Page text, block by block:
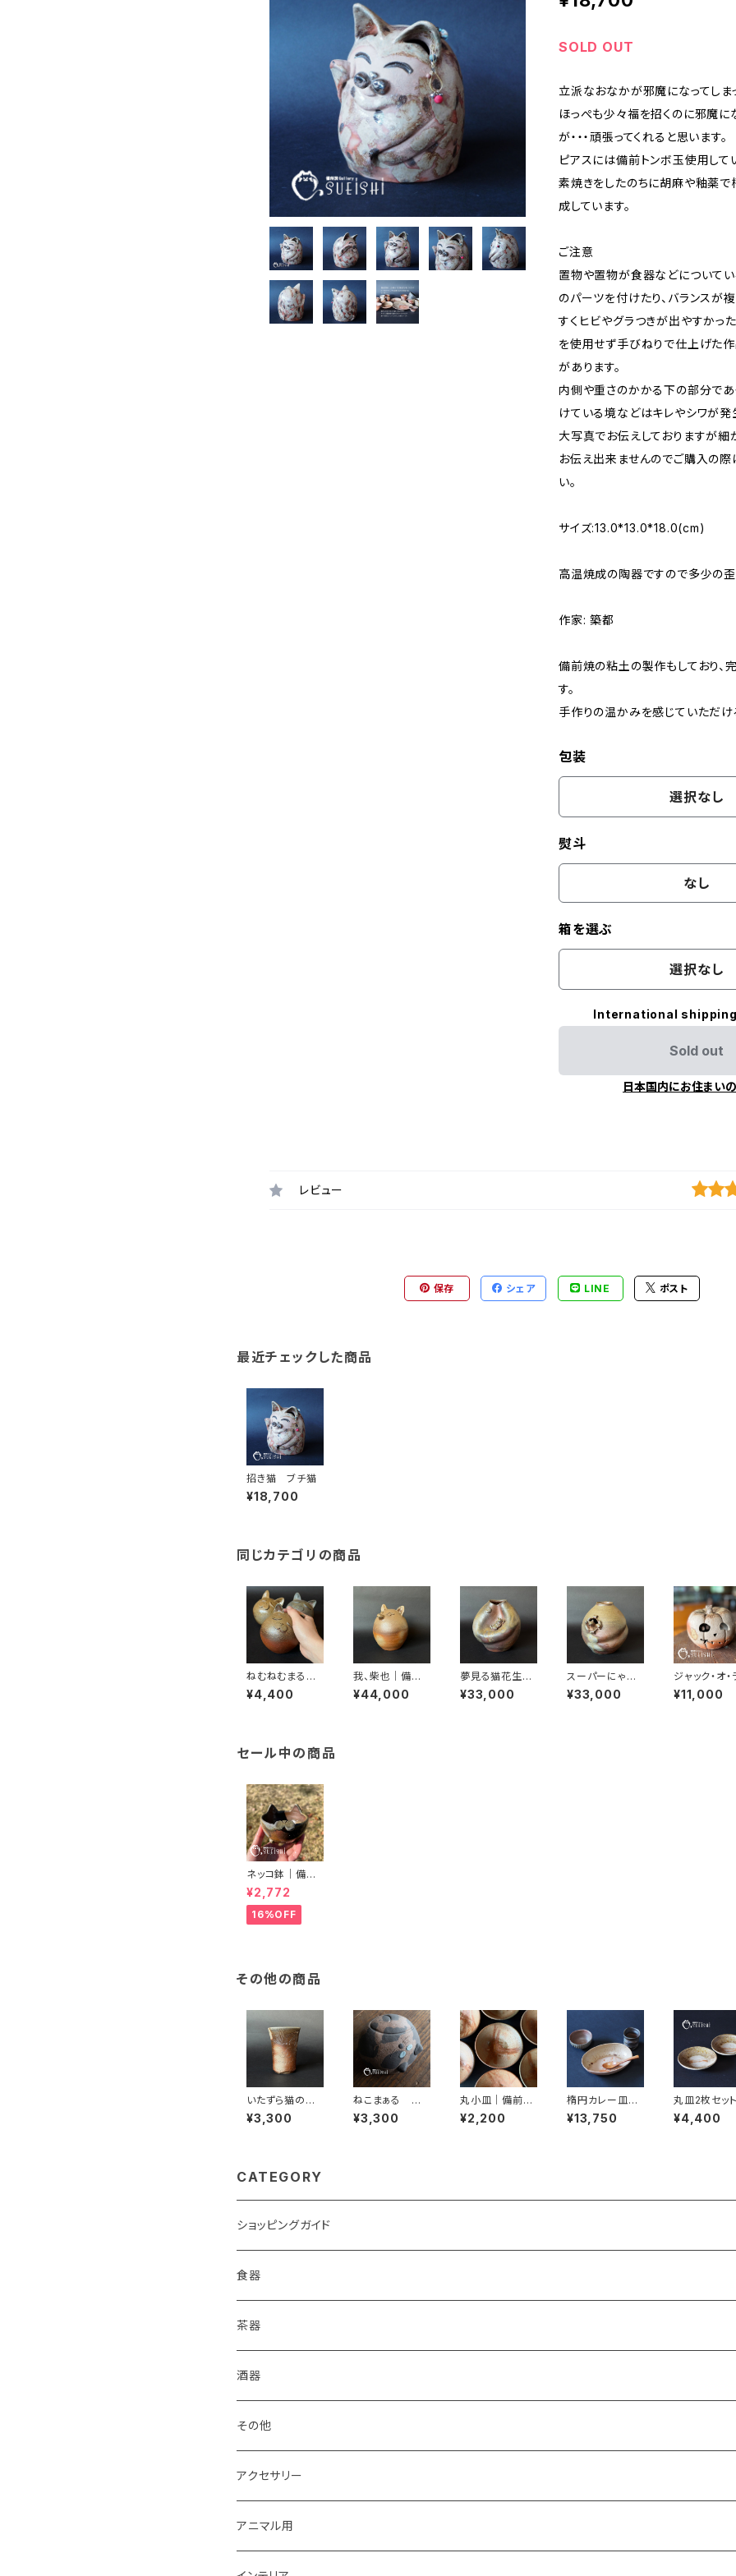
SOLD OUT
立派なおなかが邪魔になってしま
ほっぺも少々福を招くのに邪魔に
が・・・頑張ってくれると思います。
ピアスには備前トンボ玉使用して
素焼きをしたのちに胡麻や釉薬
成しています。
ご注意
置物や置物が食器などについてい
のパーツを付けたり、バランスが
すくヒビやグラつきが出やすかっ
を使用せず手びねりで仕上げた
があります。
内側や重さのかかる下の部分で
けている境などはキレやシワが発
大写真でお伝えしておりますが細
お伝え出来ませんのでご購入の際
い。
サイズ:13.0*13.0*18.0(cm)
高温焼成の陶器ですので多少の歪
作家: 築都
備前焼の粘土の製作もしており、
す。
手作りの温かみを感じていただけ
包装
選択なし
熨斗
なし
箱を選ぶ
選択なし
International
Sold out
日本国内にお住まい
レビュー
保存 シェア LINE ポスト
最近チェックした商品
招き猫 ブチ猫
¥18,700
同じカテゴリの商品
ねむねむまる猫
｜備前焼｜Kizu
ki Miyako｜末
¥4,400
我、柴也｜備前
焼｜Kizuki Mi
yako｜末石窯
¥44,000
夢見る猫花生｜
備前焼｜Kizuki
Miyako｜末
¥33,000
スーパーにゃん
花生｜備前焼｜
Kizuki Miyak
¥33,000
ジャック・オ・
タン｜備前焼
かぼちゃ｜ハ
¥11,000
セール中の商品
ネッコ鉢｜備前
焼｜植木鉢｜ネ
コ型鉢｜多肉植
物｜プランター
¥2,772
16%OFF
その他の商品
いたずら猫のひ
っかきグラス｜
備前焼｜Kizuki
¥3,300
ねこまぁる ブ
チっ子
¥3,300
丸小皿｜備前焼
｜末石 泰節｜
末石窯
¥2,200
楕円カレー皿の
4点セット
¥13,750
丸皿2枚セット
¥4,400
CATEGORY
ショッピングガイド
包装
ご購入前に必ずお読みください
箱・送料について
食器
皿
コーヒードリッパー
グラス・湯呑
食器セット
丼・鉢
茶器
抹茶盌
煎茶碗
湯冷まし
酒器
その他
箸置き
マドラー
アクセサリー
イヤリング・ノンホール
アニマル用